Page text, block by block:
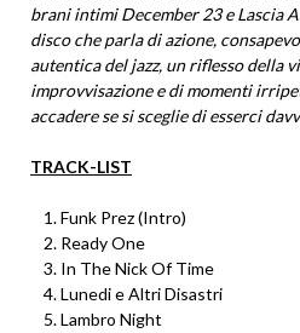
brani intimi December 23 e Lascia
disco che parla di azione,
autentica del jazz, un riflesso della
improvvisazione e di momenti
accadere se si sceglie di esserci
TRACK-LIST
Funk Prez (Intro)
Ready One
In The Nick Of Time
Lunedi e Altri Disastri
Lambro Night